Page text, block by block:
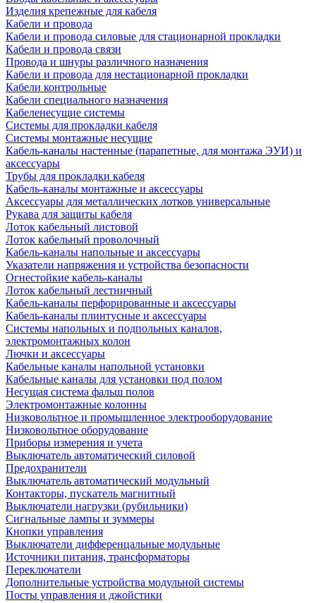
Изделия крепежные для кабеля
Кабели и провода
Кабели и провода силовые для стационарной прокладки
Кабели и провода связи
Провода и шнуры различного назначения
Кабели и провода для нестационарной прокладки
Кабели контрольные
Кабели специального назначения
Кабеленесущие системы
Системы для прокладки кабеля
Системы монтажные несущие
Кабель-каналы настенные (парапетные, для монтажа ЭУИ) и
аксессуары
Трубы для прокладки кабеля
Кабель-каналы монтажные и аксессуары
Аксессуары для металлических лотков универсальные
Рукава для защиты кабеля
Лоток кабельный листовой
Лоток кабельный проволочный
Кабель-каналы напольные и аксессуары
Указатели напряжения и устройства безопасности
Огнестойкие кабель-каналы
Лоток кабельный лестничный
Кабель-каналы перфорированные и аксессуары
Кабель-каналы плинтусные и аксессуары
Системы напольных и подпольных каналов,
электромонтажных колон
Лючки и аксессуары
Кабельные каналы напольной установки
Кабельные каналы для установки под полом
Несущая система фальш полов
Электромонтажные колонны
Низковольтное и промышленное электрооборудование
Низковольтное оборудование
Приборы измерения и учета
Выключатель автоматический силовой
Предохранители
Выключатель автоматический модульный
Контакторы, пускатель магнитный
Выключатели нагрузки (рубильники)
Сигнальные лампы и зуммеры
Кнопки управления
Выключатели дифференцальные модульные
Источники питания, трансформаторы
Переключатели
Дополнительные устройства модульной системы
Посты управления и джойстики